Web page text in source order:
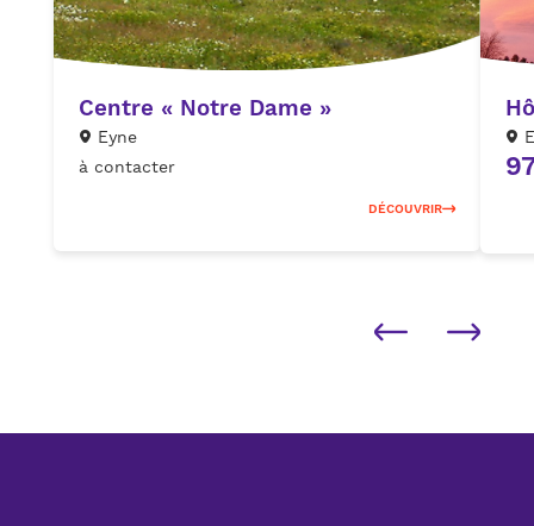
Centre « Notre Dame »
Eyne
à contacter
DÉCOUVRIR